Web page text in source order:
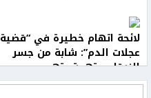
لائحة اتهام خطيرة في “قضية
عجلات الدم”: شابة من جسر
الزرقاء متهمة بتهريب
مركبات استُخدمت بجرائم قتل